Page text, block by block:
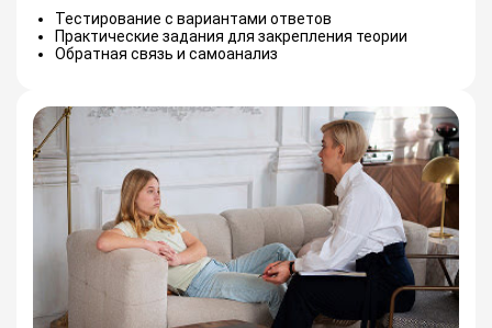
Тестирование с вариантами ответов
Практические задания для закрепления теории
Обратная связь и самоанализ